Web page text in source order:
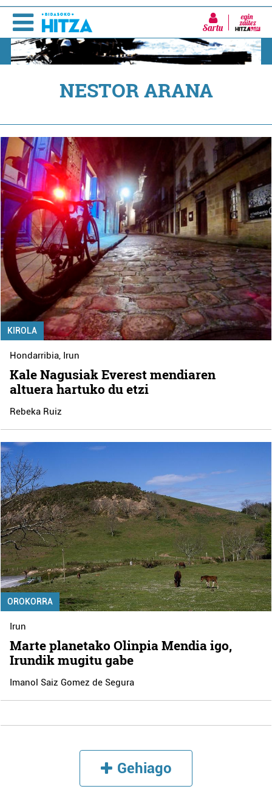
Sartu
NESTOR ARANA
KIROLA
Hondarribia, Irun
Kale Nagusiak Everest mendiaren
altuera hartuko du etzi
Rebeka Ruiz
OROKORRA
Irun
Marte planetako Olinpia Mendia igo,
Irundik mugitu gabe
Imanol Saiz Gomez de Segura
Gehiago